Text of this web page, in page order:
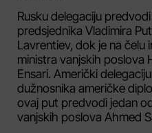
Rusku delegaciju
predsjednika Vladimira
Lavrentiev, dok je na čelu
ministra vanjskih poslova
Ensari. Američki
dužnosnika američke
ovaj put predvodi jedan
vanjskih poslova Ahmed